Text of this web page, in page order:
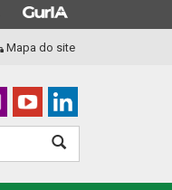
ESTADO
Mapa do site